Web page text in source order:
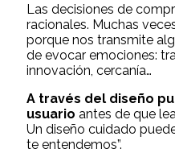
Las decisiones de
racionales. Muchas
porque nos transmite
de evocar emociones:
innovación, cercanía…
A través del diseño
usuario antes de que
Un diseño cuidado
te entendemos”.